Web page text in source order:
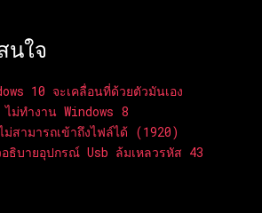
นใจ
10 จะเคลื่อนที่ด้วยตัวมันเอง
ทำงาน Windows 8
สามารถเข้าถึงไฟล์ได้ (1920)
อธิบายอุปกรณ์ Usb ล้มเหลวรหัส 43